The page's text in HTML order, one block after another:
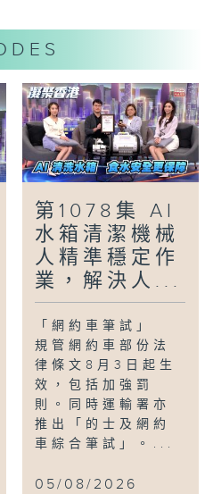
輔導會一直積極擔當
中主動向僱主介紹會
提供職位配對建議。
多藝中醫師」
師，亦有拍片放上網
亦有多個興趣，譬如
年更在香港青少年藝
，可謂琴棋書畫樣樣
第1078集 AI
水箱清潔機械
人精準穩定作
業，解決人...
「網約車筆試」
規管網約車部份法
律條文8月3日起生
效，包括加強罰
則。同時運輸署亦
推出「的士及網約
車綜合筆試」。...
05/08/2026